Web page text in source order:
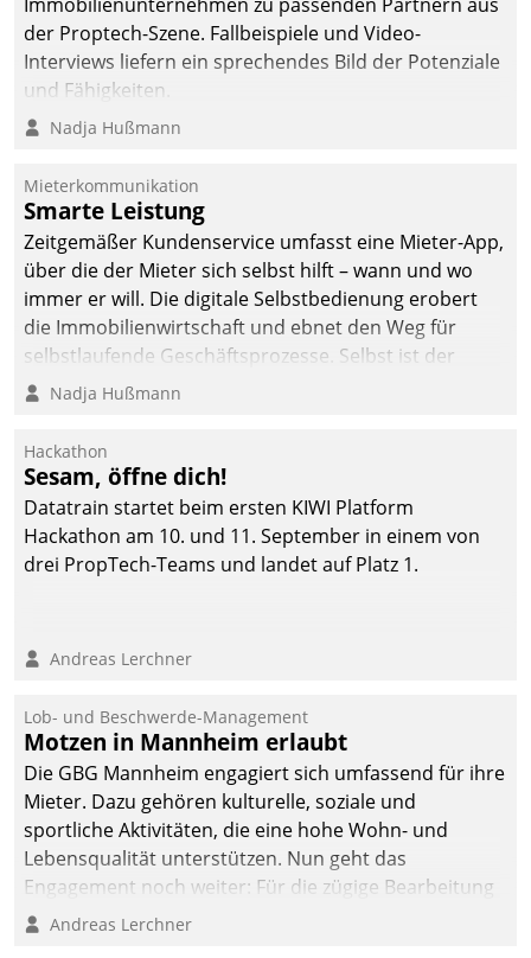
Dialogführung ermöglicht
dem externen
Serviceteam, Anrufe von
Mietenden zügiger und
effizienter zu bearbeiten.
der Proptech-Szene. Fallbeispiele und Video-
Interviews liefern ein sprechendes Bild der Potenziale
und Fähigkeiten.
Nadja Hußmann
Mieterkommunikation
Smarte Leistung
Zeitgemäßer Kundenservice umfasst eine Mieter-App,
über die der Mieter sich selbst hilft – wann und wo
immer er will. Die digitale Selbstbedienung erobert
die Immobilienwirtschaft und ebnet den Weg für
selbstlaufende Geschäftsprozesse. Selbst ist der
Kunde und smart der Serviceanbieter.
Nadja Hußmann
Hackathon
Sesam, öffne dich!
Datatrain startet beim ersten KIWI Platform
Hackathon am 10. und 11. September in einem von
drei PropTech-Teams und landet auf Platz 1.
Andreas Lerchner
Lob- und Beschwerde-Management
Motzen in Mannheim erlaubt
Die GBG Mannheim engagiert sich umfassend für ihre
Mieter. Dazu gehören kulturelle, soziale und
sportliche Aktivitäten, die eine hohe Wohn- und
Lebensqualität unterstützen. Nun geht das
Engagement noch weiter: Für die zügige Bearbeitung
von Beschwerden – oder Lob – richtet das
Andreas Lerchner